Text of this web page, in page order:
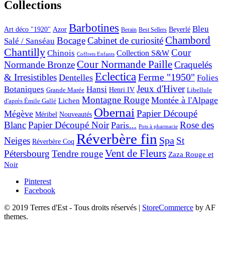
Collections
Art déco "1920" Azor Barbotines Berain Best Sellers Beyerlé Bleu
Salé / Sanséau BocageCabinet de curiositéChambord
Chantilly Chinois Coffrets Enfants Collection S&W Cour
Normande BronzeCour Normande PailleCraquelés
& Irresistibles Dentelles EclecticaFerme "1950" Folies
Botaniques Grande Marée Hansi Henri IV Jeux d'Hiver Libellule
d'après Émile Gallé Lichen Montagne Rouge Montée à l'Alpage
Mégève Méribel Nouveautés ObernaiPapier Découpé
BlancPapier Découpé Noir Paris... Pots à pharmacie Rose des
Neiges Réverbère Coq Réverbère fin Spa St
Pétersbourg Tendre rougeVent de Fleurs Zaza Rouge et
Noir
Pinterest
Facebook
© 2019 Terres d'Est - Tous droits réservés
StoreCommerce by AF
themes.